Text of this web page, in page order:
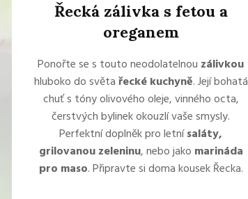
Řecká zálivka s fetou a
oreganem
Ponořte se s touto neodolatelnou zálivkou
hluboko do světařecké kuchyně. Její bohatá
chuť s tóny olivového oleje, vinného octa,
čerstvých bylinek okouzlí vaše smysly.
Perfektní doplněk pro letnísaláty,
grilovanou zeleninu, nebo jako marináda
pro maso. Připravte si doma kousek Řecka.